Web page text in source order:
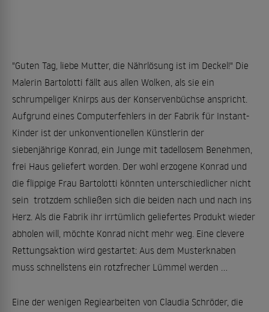
"Guten Tag, liebe Mutter, die Nährlösung ist im Deckel!" Die
Malerin Bartolotti fällt aus allen Wolken, als sie ein
schrumpeliger Knirps aus der Konservenbüchse anspricht.
Aufgrund eines Computerfehlers in der Fabrik für Instant-
Kinder ist der unkonventionellen Künstlerin der
siebenjährige Konrad, ein Junge mit tadellosem Benehmen,
frei Haus geliefert worden. Der wohl erzogene Konrad und
die flippige Frau Bartolotti könnten unterschiedlicher nicht
sein  trotzdem schließen sich die beiden nach und nach ins
Herz. Als die Fabrik ihr irrtümlich geliefertes Produkt wieder
abholen will, möchte Konrad nicht mehr weg. Eine clevere
Rettungsaktion wird gestartet: Aus dem Musterknaben
muss schnellstens ein rotzfrecher Lümmel werden ...
Eine der wenigen Regiearbeiten von Claudia Schröder, die